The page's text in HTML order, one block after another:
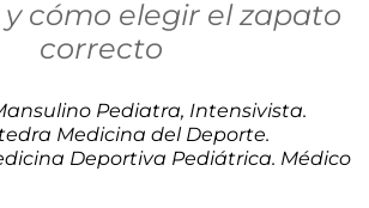
cómo elegir el zapato
correcto
Pediatra, Intensivista.
Medicina del Deporte.
Deportiva Pediátrica. Médico